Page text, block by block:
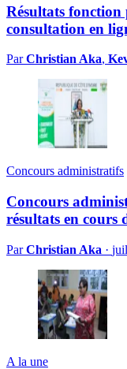
Résultats
consultation en
ParChristian Aka,
Concours administratifs
Concours
résultats en cours
ParChristian Aka ·
A la une